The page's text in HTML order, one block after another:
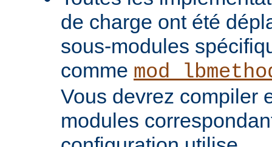
de charge ont été
sous-modules
comme
Vous devrez compiler
modules